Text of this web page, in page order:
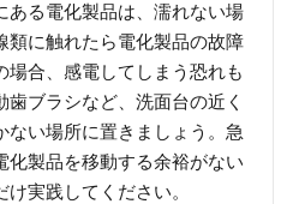
ある電化製品は、濡れない場
類に触れたら電化製品の故障
場合、感電してしまう恐れも
ブラシなど、洗面台の近く
ない場所に置きましょう。急
化製品を移動する余裕がない
実践してください。